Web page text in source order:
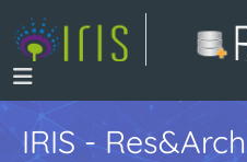
IRIS -